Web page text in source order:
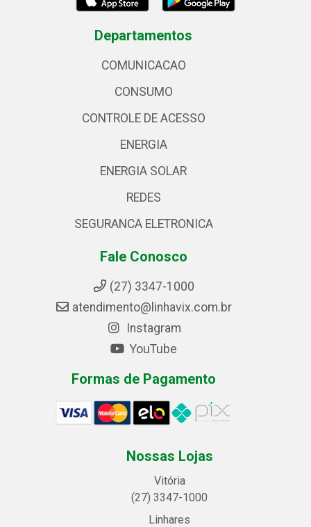
Departamentos
COMUNICACAO
CONSUMO
CONTROLE DE ACESSO
ENERGIA
ENERGIA SOLAR
REDES
SEGURANCA ELETRONICA
Fale Conosco
(27) 3347-1000
atendimento@linhavix.com.br
Instagram
YouTube
Formas de Pagamento
Nossas Lojas
Vitória
(27) 3347-1000
Linhares